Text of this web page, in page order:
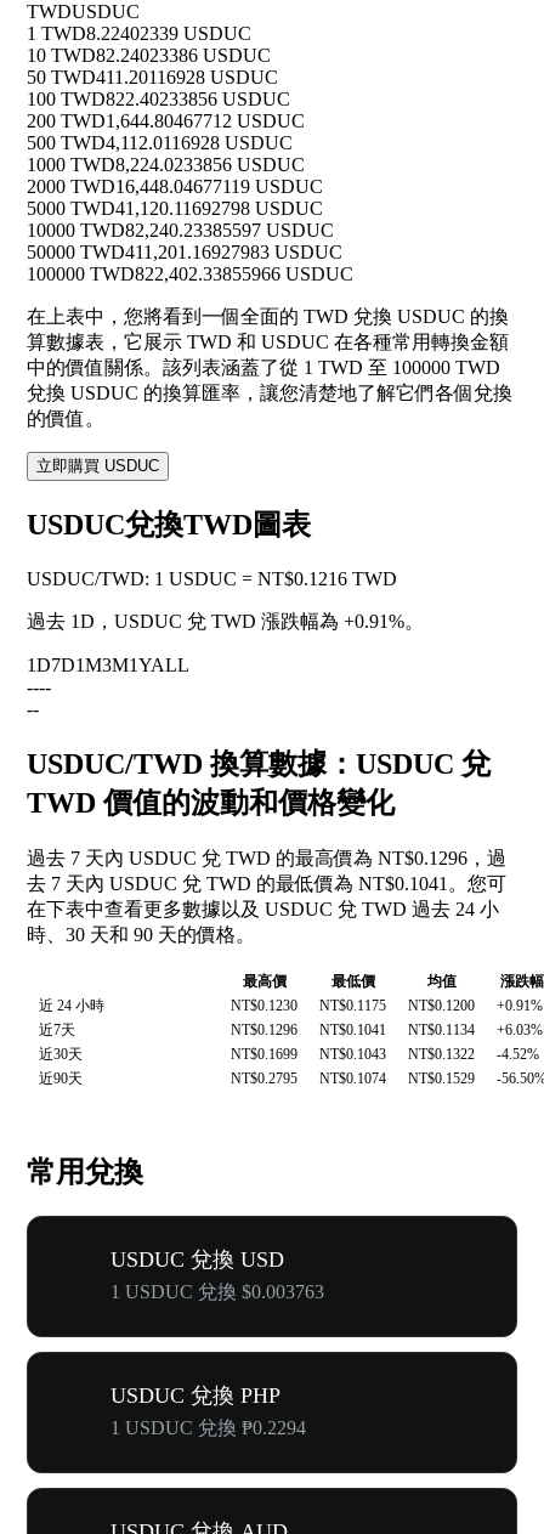
TWDUSDUC
1 TWD8.22402339 USDUC
10 TWD82.24023386 USDUC
50 TWD411.20116928 USDUC
100 TWD822.40233856 USDUC
200 TWD1,644.80467712 USDUC
500 TWD4,112.0116928 USDUC
1000 TWD8,224.0233856 USDUC
2000 TWD16,448.04677119 USDUC
5000 TWD41,120.11692798 USDUC
10000 TWD82,240.23385597 USDUC
50000 TWD411,201.16927983 USDUC
100000 TWD822,402.33855966 USDUC
在上表中，您將看到一個全面的 TWD 兌換 USDUC 的換
算數據表，它展示 TWD 和 USDUC 在各種常用轉換金額
中的價值關係。該列表涵蓋了從 1 TWD 至 100000 TWD
兌換 USDUC 的換算匯率，讓您清楚地了解它們各個兌換
的價值。
立即購買 USDUC
USDUC兌換TWD圖表
USDUC/TWD: 1 USDUC = NT$0.1216 TWD
過去 1D，USDUC 兌 TWD 漲跌幅為 +0.91%。
1D7D1M3M1YALL
----
--
USDUC/TWD 換算數據：USDUC 兌
TWD 價值的波動和價格變化
過去 7 天內 USDUC 兌 TWD 的最高價為 NT$0.1296，過
去 7 天內 USDUC 兌 TWD 的最低價為 NT$0.1041。您可
在下表中查看更多數據以及 USDUC 兌 TWD 過去 24 小
時、30 天和 90 天的價格。
最高價 最低價 均值
漲跌幅
近 24 小時
NT$0.1230 NT$0.1175 NT$0.1200
+0.91%
近7天
NT$0.1296 NT$0.1041 NT$0.1134
+6.03%
近30天
NT$0.1699 NT$0.1043 NT$0.1322
-4.52%
近90天
NT$0.2795 NT$0.1074 NT$0.1529 -
常用兌換
USDUC 兌換 USD
1 USDUC 兌換 $0.003763
USDUC 兌換 PHP
1 USDUC 兌換 ₱0.2294